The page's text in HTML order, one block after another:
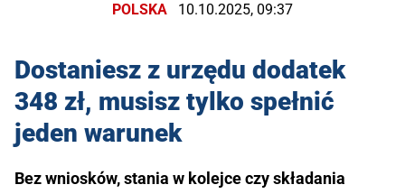
POLSKA 10.10.2025, 09:37
Dostaniesz z urzędu dodatek
348 zł, musisz tylko spełnić
jeden warunek
Bez wniosków, stania w kolejce czy składania